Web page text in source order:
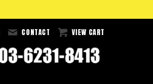
CONTACT VIEW CART